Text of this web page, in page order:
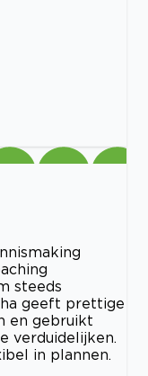
steeds
geeft prettige
en gebruikt
verduidelijken.
in plannen.